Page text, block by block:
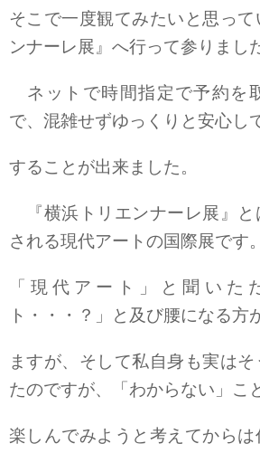
そこで一度観てみたいと思っ
ンナーレ展』へ行って参りまし
ネットで時間指定で予約を
で、混雑せずゆっくりと安心し
することが出来ました。
『横浜トリエンナーレ展』と
される現代アートの国際展です。
「現代アート」と聞いた
ト・・・？」と及び腰になる方
ますが、そして私自身も実は
たのですが、「わからない」こ
楽しんでみようと考えてからは